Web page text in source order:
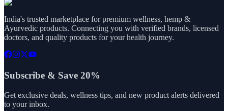
India's trusted marketplace for premium wellness, hemp &
Ayurvedic products. Connecting you with verified brands, licensed
doctors, and quality products for your health journey.
Subscribe & Save 20%
Get exclusive deals, wellness tips, and new product alerts delivered
to your inbox.